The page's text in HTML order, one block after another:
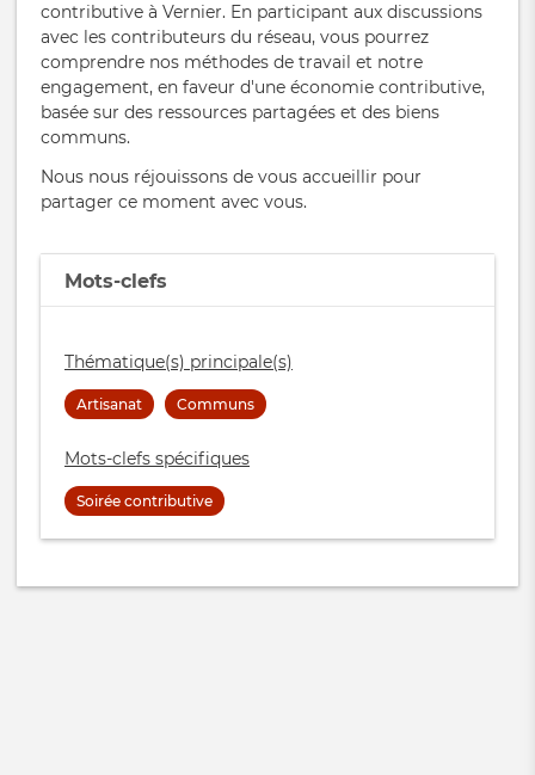
contributive à Vernier. En participant aux discussions
avec les contributeurs du réseau, vous pourrez
comprendre nos méthodes de travail et notre
engagement, en faveur d'une économie contributive,
basée sur des ressources partagées et des biens
communs.
Nous nous réjouissons de vous accueillir pour
partager ce moment avec vous.
Mots-clefs
Thématique(s) principale(s)
Artisanat Communs
Mots-clefs spécifiques
Soirée contributive